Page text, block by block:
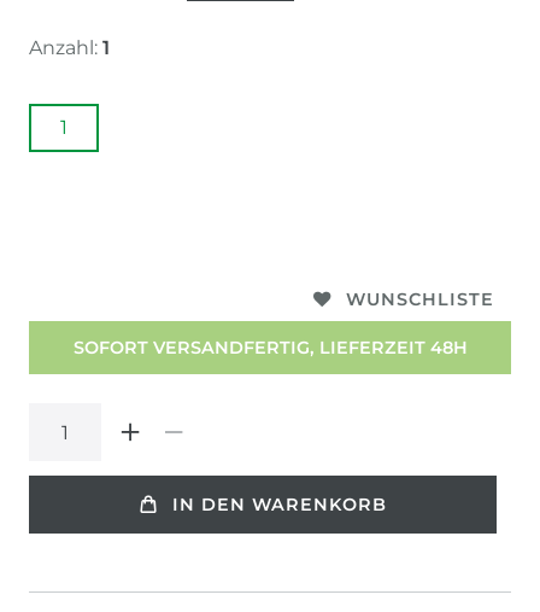
Anzahl: 1
1
WUNSCHLISTE
SOFORT VERSANDFERTIG, LIEFERZEIT 48H
IN DEN WARENKORB